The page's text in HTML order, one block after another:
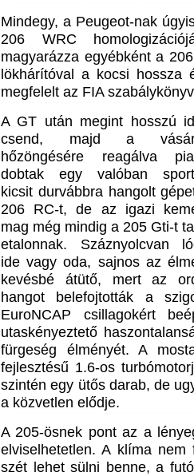
Mindegy, a Peugeot-nak
206 WRC
magyarázza egyébként a
lökhárítóval a kocsi
megfelelt az FIA
A GT után megint hosszú
csend, majd a
hőzöngésére reagálva
dobtak egy valóban
kicsit durvábbra hangolt
206 RC-t, de az igazi
mag még mindig a 205 Gti-t
etalonnak. Száznyolcvan
ide vagy oda, sajnos az
kevésbé átütő, mert az
hangot belefojtották a
EuroNCAP csillagokért
utaskényeztető
fürgeség élményét. A
fejlesztésű 1.6-os
szintén egy ütős darab, de
a közvetlen elődje.
A 205-ösnek pont az a
elviselhetetlen. A klíma
szét lehet sülni benne, a